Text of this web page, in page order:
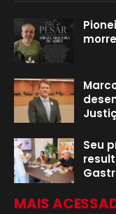
Seu
MAIS